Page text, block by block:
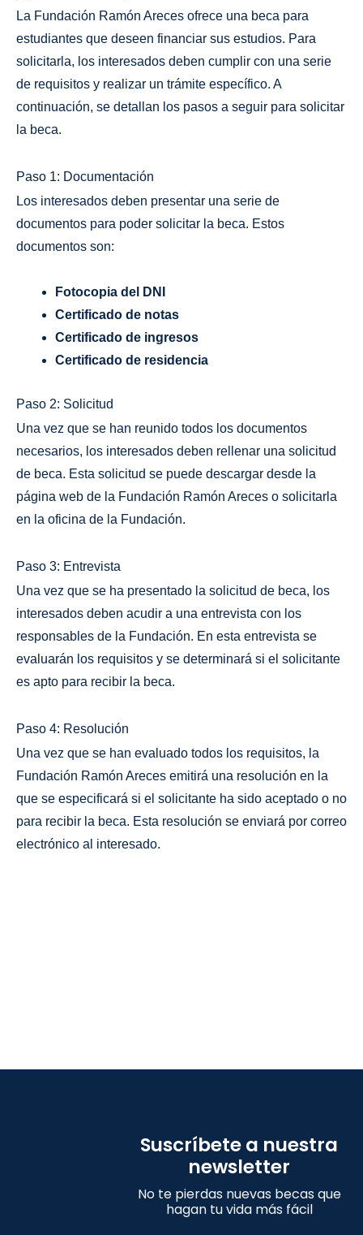
La Fundación Ramón Areces ofrece una beca para
estudiantes que deseen financiar sus estudios. Para
solicitarla, los interesados deben cumplir con una serie
de requisitos y realizar un trámite específico. A
continuación, se detallan los pasos a seguir para solicitar
la beca.
Paso 1: Documentación
Los interesados deben presentar una serie de
documentos para poder solicitar la beca. Estos
documentos son:
Fotocopia del DNI
Certificado de notas
Certificado de ingresos
Certificado de residencia
Paso 2: Solicitud
Una vez que se han reunido todos los documentos
necesarios, los interesados deben rellenar una solicitud
de beca. Esta solicitud se puede descargar desde la
página web de la Fundación Ramón Areces o solicitarla
en la oficina de la Fundación.
Paso 3: Entrevista
Una vez que se ha presentado la solicitud de beca, los
interesados deben acudir a una entrevista con los
responsables de la Fundación. En esta entrevista se
evaluarán los requisitos y se determinará si el solicitante
es apto para recibir la beca.
Paso 4: Resolución
Una vez que se han evaluado todos los requisitos, la
Fundación Ramón Areces emitirá una resolución en la
que se especificará si el solicitante ha sido aceptado o no
para recibir la beca. Esta resolución se enviará por correo
electrónico al interesado.
Suscríbete a nuestra
newsletter
No te pierdas nuevas becas que
hagan tu vida más fácil